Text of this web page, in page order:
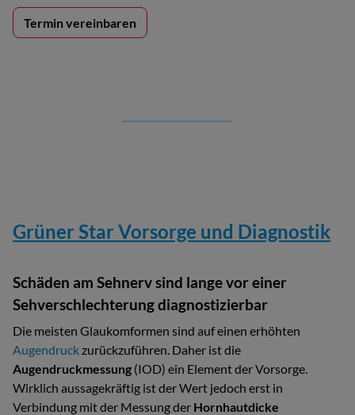
Termin vereinbaren
Grüner Star Vorsorge und Diagnostik
Schäden am Sehnerv sind lange vor einer
Sehverschlechterung diagnostizierbar
Die meisten Glaukomformen sind auf einen erhöhten
Augendruckzurückzuführen. Daher ist die
Augendruckmessung (IOD) ein Element der Vorsorge.
Wirklich aussagekräftig ist der Wert jedoch erst in
Verbindung mit der Messung der Hornhautdicke